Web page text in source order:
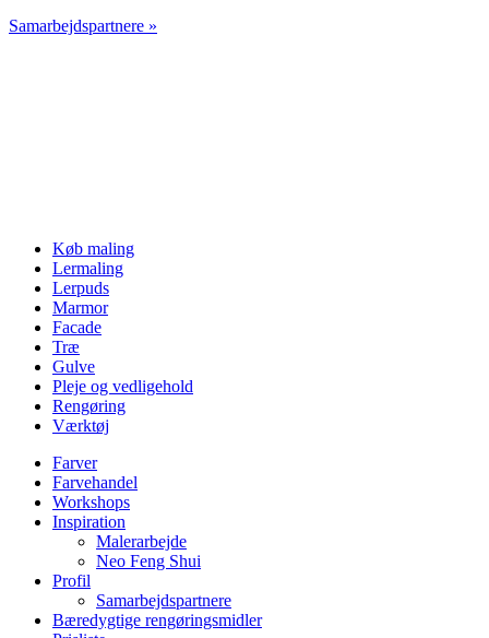
Samarbejdspartnere »
Køb maling
Lermaling
Lerpuds
Marmor
Facade
Træ
Gulve
Pleje og vedligehold
Rengøring
Værktøj
Farver
Farvehandel
Workshops
Inspiration
Malerarbejde
Neo Feng Shui
Profil
Samarbejdspartnere
Bæredygtige rengøringsmidler